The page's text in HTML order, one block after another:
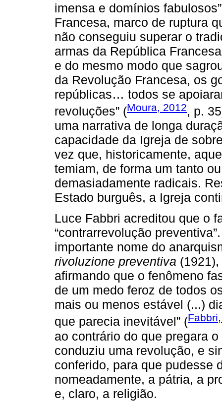
imensa e domínios
Francesa, marco de ruptura
não conseguiu superar o
armas da República
e do mesmo modo que
da Revolução Francesa, os
repúblicas… todos se
revoluções” (Moura, 2012, p.
uma narrativa de longa
capacidade da Igreja de
vez que, historicamente,
temiam, de forma um tanto
demasiadamente radicais.
Estado burguês, a Igreja
Luce Fabbri acreditou que o
“contrarrevolução
importante nome do
rivoluzione preventiva
afirmando que o fenômeno
de um medo feroz de todos
mais ou menos estável (...)
que parecia inevitável” (
ao contrário do que pregara
conduziu uma revolução, e
conferido, para que pudesse
nomeadamente, a pátria, a
e, claro, a religião.